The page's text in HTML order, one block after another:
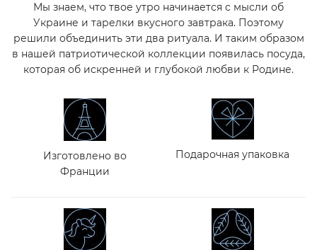
Мы знаем, что твое утро начинается с мысли об
Украине и тарелки вкусного завтрака. Поэтому
решили объединить эти два ритуала. И таким образом
в нашей патриотической коллекции появилась посуда,
которая об искренней и глубокой любви к Родине.
Изготовлено во
Франции
Подарочная упаковка